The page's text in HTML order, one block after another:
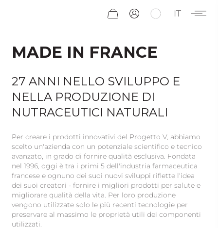
IT
MADE IN FRANCE
27 ANNI NELLO SVILUPPO E
NELLA PRODUZIONE DI
NUTRACEUTICI NATURALI
Per creare i prodotti innovativi del Progetto V, abbiamo
scelto un'azienda con un potenziale scientifico e tecnico
avanzato, in grado di fornire qualità esclusiva. Fondata
nel 1996, oggi è tra i primi 5 dell'industria farmaceutica
francese e ognuno dei suoi nuovi sviluppi riflette l'idea
dei suoi creatori - fornire i migliori prodotti per salute e
migliorare qualità della vita. Per loro produzione
vengono utilizzate solo le più recenti tecnologie per
preservare al massimo le proprietà utili dei componenti
utilizzati.